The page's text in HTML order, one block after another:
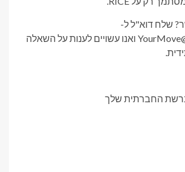
שלח דוא"ל ל-
YourMove@washpost.com ואנו עשויים לענות על השאלה
החברתית שלך